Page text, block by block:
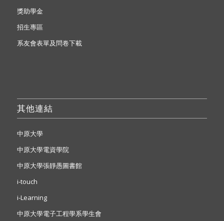
獎助學金
招生專區
系友會表單及問卷下載
其他連結
中原大學
中原大學電資學院
中原大學張靜愚圖書館
i-touch
i-Learning
中原大學電子工程學系學生會